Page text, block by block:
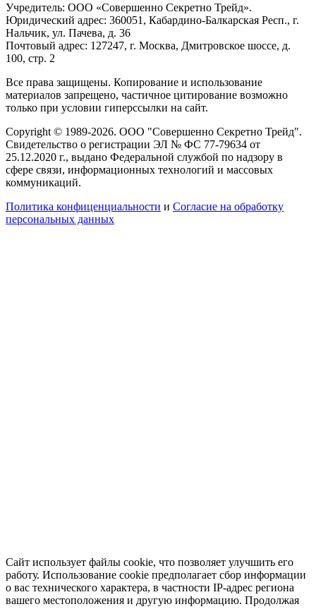
Учредитель: ООО «Совершенно Секретно Трейд».
Юридический адрес: 360051, Кабардино-Балкарская Респ., г.
Нальчик, ул. Пачева, д. 36
Почтовый адрес: 127247, г. Москва, Дмитровское шоссе, д.
100, стр. 2
Все права защищены. Копирование и использование
материалов запрещено, частичное цитирование возможно
только при условии гиперссылки на сайт.
Copyright © 1989-2026. ООО "Совершенно Секретно Трейд".
Свидетельство о регистрации ЭЛ № ФС 77-79634 от
25.12.2020 г., выдано Федеральной службой по надзору в
сфере связи, информационных технологий и массовых
коммуникаций.
Политика конфиценциальности и Согласие на обработку
персональных данных
Сайт использует файлы cookie, что позволяет улучшить его
работу. Использование cookie предполагает сбор информации
о вас технического характера, в частности IP-адрес региона
вашего местоположения и другую информацию. Продолжая